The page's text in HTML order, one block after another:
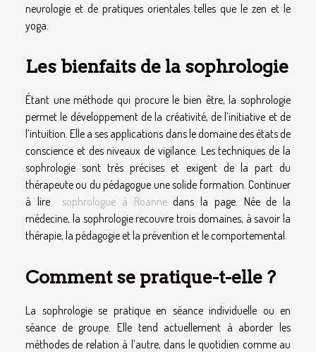
neurologie et de pratiques orientales telles que le zen et le
yoga.
Les bienfaits de la sophrologie
Étant une méthode qui procure le bien être, la sophrologie
permet le développement de la créativité, de l’initiative et de
l’intuition. Elle a ses applications dans le domaine des états de
conscience et des niveaux de vigilance. Les techniques de la
sophrologie sont très précises et exigent de la part du
thérapeute ou du pédagogue une solide formation. Continuer
à lire sophrologue à Roannedans la page. Née de la
médecine, la sophrologie recouvre trois domaines, à savoir la
thérapie, la pédagogie et la prévention et le comportemental.
Comment se pratique-t-elle ?
La sophrologie se pratique en séance individuelle ou en
séance de groupe. Elle tend actuellement à aborder les
méthodes de relation à l’autre, dans le quotidien comme au